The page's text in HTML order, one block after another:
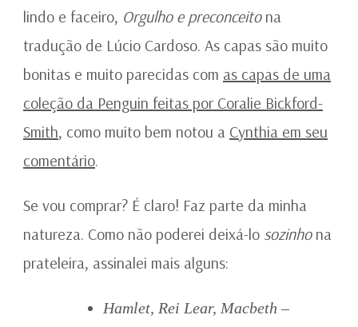
lindo e faceiro, Orgulho e preconceitona
tradução de Lúcio Cardoso. As capas são muito
bonitas e muito parecidas com as capas de uma
coleção da Penguin feitas por Coralie Bickford-
Smith, como muito bem notou a Cynthia em seu
comentário.
Se vou comprar? É claro! Faz parte da minha
natureza. Como não poderei deixá-lo sozinhona
prateleira, assinalei mais alguns:
Hamlet, Rei Lear, Macbeth –